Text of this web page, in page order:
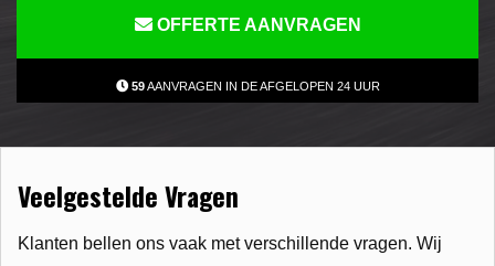
OFFERTE AANVRAGEN
59AANVRAGEN IN DE AFGELOPEN 24 UUR
Veelgestelde Vragen
Klanten bellen ons vaak met verschillende vragen. Wij